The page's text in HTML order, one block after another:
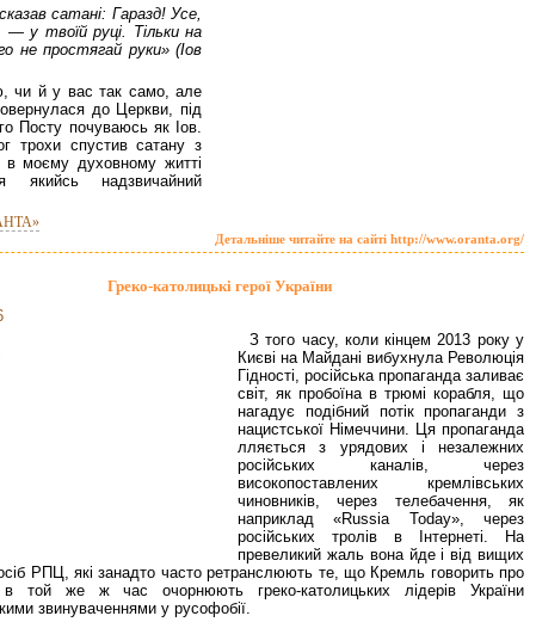
сатані: Гаразд! Усе,
— у твоїй руці. Тільки на
не простягай руки» (Іов
чи й у вас так само, але
до Церкви, під
Посту почуваюсь як Іов.
трохи спустив сатану з
в моєму духовному житті
якийсь надзвичайний
Детальніше читайте на сайті http://www.oranta.org/
Греко-католицькі герої України
З того часу, коли кінцем 2013 року у
Києві на Майдані вибухнула Революція
Гідності, російська пропаганда заливає
світ, як пробоїна в трюмі корабля, що
нагадує подібний потік пропаганди з
нацистської Німеччини. Ця пропаганда
лляється з урядових і незалежних
російських каналів, через
високопоставлених кремлівських
чиновників, через телебачення, як
наприклад «Russia Today», через
російських тролів в Інтернеті. На
превеликий жаль вона йде і від вищих
РПЦ, які занадто часто ретранслюють те, що Кремль говорить про
в той же ж час очорнюють греко-католицьких лідерів України
звинуваченнями у русофобії.